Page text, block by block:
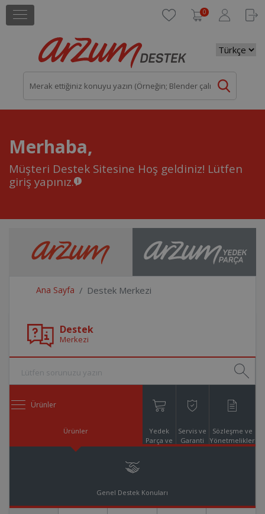
0
Merhaba,
Müşteri Destek Sitesine Hoş geldiniz! Lütfen
giriş yapınız.
Ana Sayfa Destek Merkezi
Destek
Merkezi
Ürünler
Ürünler
Yedek
Parça ve
Servis ve
Garanti
Sözleşme ve
Yönetmelikler
Genel Destek Konuları